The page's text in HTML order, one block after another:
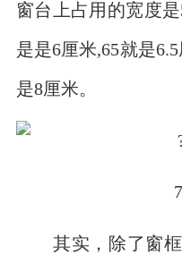
窗台上占用的宽度
是是6厘米,65就是
是8厘米。
70
其实，除了窗框